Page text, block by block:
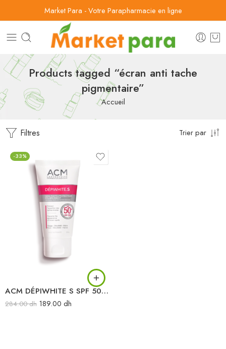
Market Para - Votre Parapharmacie en ligne
Products tagged “écran anti tache
pigmentaire”
Accueil
Filtres Trier par
-33%
ACM DÉPIWHITE S SPF 50+ 50ML
284.00dh 189.00 dh